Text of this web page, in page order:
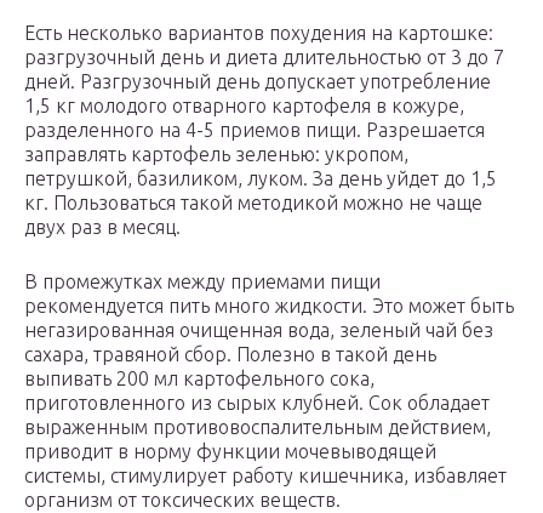
Есть несколько вариантов похудения на картошке:
разгрузочный день и диета длительностью от 3 до 7
дней. Разгрузочный день допускает употребление
1,5 кг молодого отварного картофеля в кожуре,
разделенного на 4-5 приемов пищи. Разрешается
заправлять картофель зеленью: укропом,
петрушкой, базиликом, луком. За день уйдет до 1,5
кг. Пользоваться такой методикой можно не чаще
двух раз в месяц.
В промежутках между приемами пищи
рекомендуется пить много жидкости. Это может быть
негазированная очищенная вода, зеленый чай без
сахара, травяной сбор. Полезно в такой день
выпивать 200 мл картофельного сока,
приготовленного из сырых клубней. Сок обладает
выраженным противовоспалительным действием,
приводит в норму функции мочевыводящей
системы, стимулирует работу кишечника, избавляет
организм от токсических веществ.